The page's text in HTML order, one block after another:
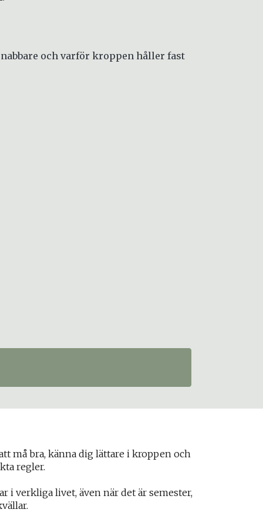
och varför kroppen håller fast
må bra, känna dig lättare i kroppen och
regler.
i verkliga livet, även när det är semester,